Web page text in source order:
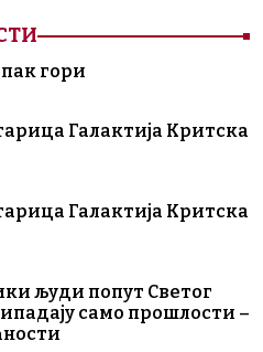
гори
Галактија Критска
Галактија Критска
људи попут Светог
само прошлости –